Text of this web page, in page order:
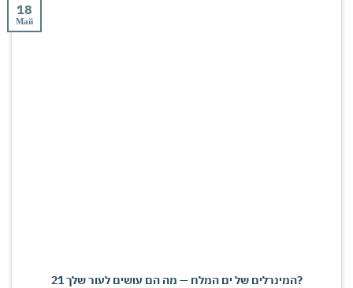
21 המינרלים של ים המלח — מה הם עושים לעור שלך?
18
Май